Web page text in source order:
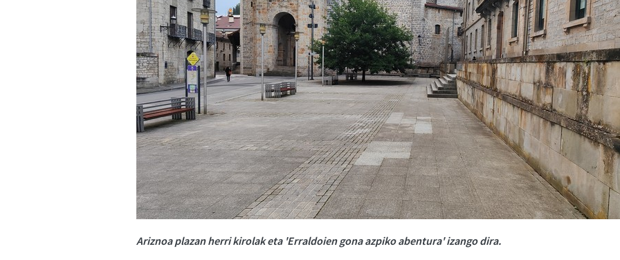
Ariznoa plazan herri kirolak eta 'Erraldoien gona azpiko abentura' izango dira.